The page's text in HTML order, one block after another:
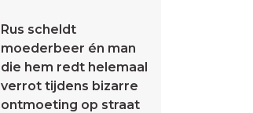
Rus scheldt
moederbeer én man
die hem redt helemaal
verrot tijdens bizarre
ontmoeting op straat